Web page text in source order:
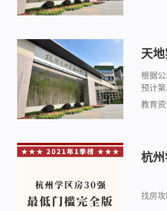
天
根据
预计
教育
杭
找房